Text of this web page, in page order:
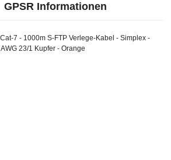
GPSR Informationen
7 - 1000m S-FTP Verlege-Kabel - Simplex -
23/1 Kupfer - Orange